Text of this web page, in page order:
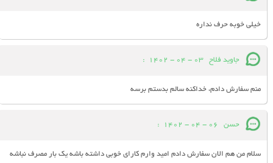
خیلی خوبه حرف نداره
جاوید فلاح 03 - 04 - 1402
:
منم سفارش دادم، خداکنه سالم بدستم برسه
حسن 06 - 04 - 1402
:
سلام من هم الان سفارش دادم امید وارم کارای خوبی داشته باشه یک بار مصرف نباشه